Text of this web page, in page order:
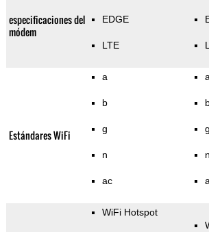
especificaciones del
módem
EDGE
LTE
Estándares WiFi
a
b
g
n
ac
a
g
n
WiFi Hotspot